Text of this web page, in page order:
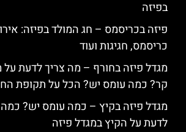
בפיזה
פיזה בכריסמס – חג המולד בפיזה:
כריסמס, חגיגות ועוד
מגדל פיזה בחורף – מה צריך לדעת על
קר? כמה עומס יש? הכל על תקופת
מגדל פיזה בקיץ – כמה עומס יש?
לדעת על הקיץ במגדל פיזה